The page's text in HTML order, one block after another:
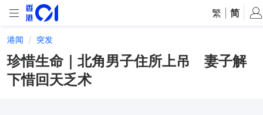
繁 简
港闻 突发
珍惜生命｜北角男子住所上吊 妻子解
下惜回天乏术